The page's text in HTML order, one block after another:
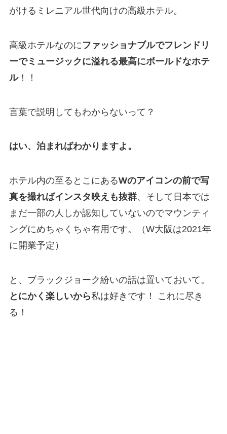
がけるミレニアル世代向けの高級ホテル。
高級ホテルなのに ファッショナブルでフレンドリ
ーでミュージックに溢れる最高にボールドなホテ
ル！！
言葉で説明してもわからないって？
はい、泊まればわかりますよ。
ホテル内の至るとこにあるWのアイコンの前で写
真を撮ればインスタ映えも抜群、そして日本では
まだ一部の人しか認知していないのでマウンティ
ングにめちゃくちゃ有用です。（W大阪は2021年
に開業予定）
と、ブラックジョーク紛いの話は置いておいて。
とにかく楽しいから私は好きです！ これに尽き
る！